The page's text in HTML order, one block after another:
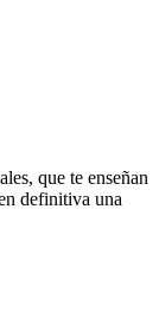
que te enseñan
definitiva una